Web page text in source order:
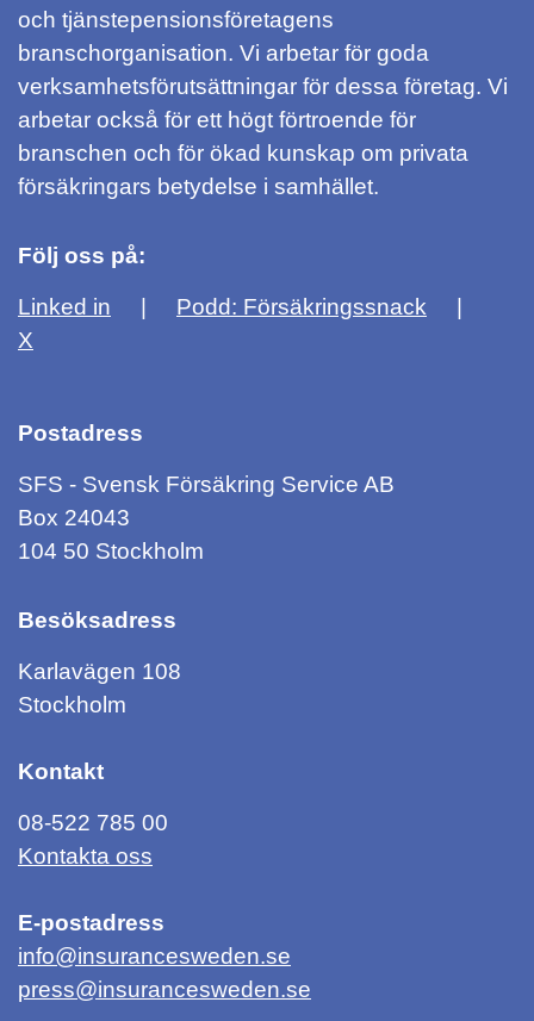
och tjänstepensionsföretagens
branschorganisation. Vi arbetar för goda
verksamhetsförutsättningar för dessa företag. Vi
arbetar också för ett högt förtroende för
branschen och för ökad kunskap om privata
försäkringars betydelse i samhället.
Följ oss på:
Linked in
Podd: Försäkringssnack
X
Postadress
SFS - Svensk Försäkring Service AB
Box 24043
104 50 Stockholm
Besöksadress
Karlavägen 108
Stockholm
Kontakt
08-522 785 00
Kontakta oss
E-postadress
info@insurancesweden.se
press@insurancesweden.se